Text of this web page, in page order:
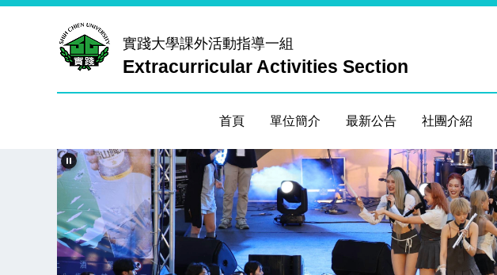
實踐大學課外活動指導一組
Extracurricular Activities Section
首頁 單位簡介 最新公告 社團介紹